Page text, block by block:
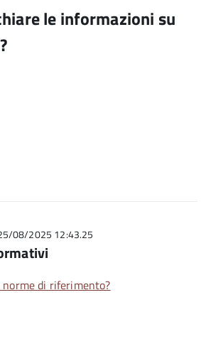
le informazioni su
08/2025 12:43.25
norme di riferimento?